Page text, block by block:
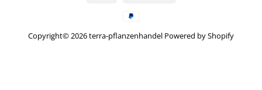
Copyright© 2026terra-pflanzenhandel Powered by Shopify